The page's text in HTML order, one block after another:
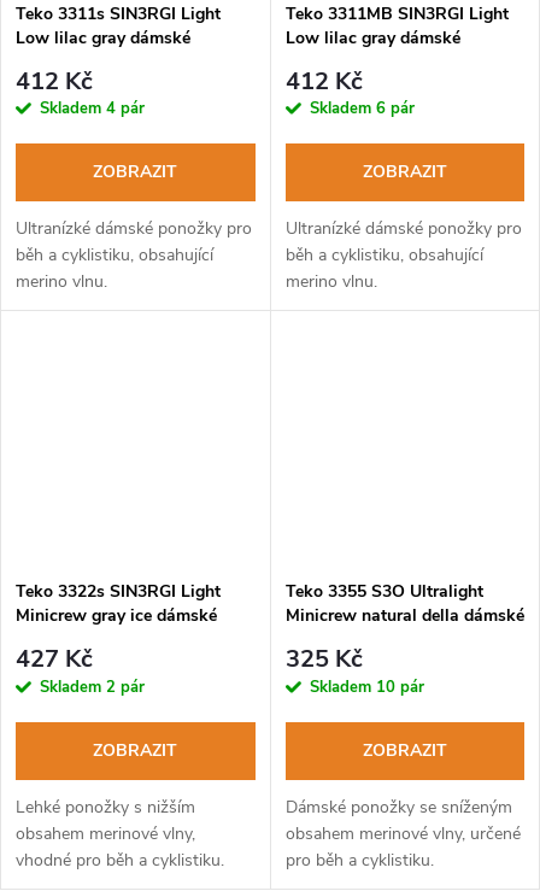
Teko 3311s SIN3RGI Light
Low lilac gray dámské
412 Kč
Skladem 4 pár
ZOBRAZIT
Ultranízké dámské ponožky pro
běh a cyklistiku, obsahující
merino vlnu.
Teko 3311MB SIN3RGI Light
Low lilac gray dámské
412 Kč
Skladem 6 pár
ZOBRAZIT
Ultranízké dámské ponožky pro
běh a cyklistiku, obsahující
merino vlnu.
Teko 3322s SIN3RGI Light
Minicrew gray ice dámské
427 Kč
Skladem 2 pár
ZOBRAZIT
Lehké ponožky s nižším
obsahem merinové vlny,
vhodné pro běh a cyklistiku.
Teko 3355 S3O Ultralight
Minicrew natural della dámské
325 Kč
Skladem 10 pár
ZOBRAZIT
Dámské ponožky se sníženým
obsahem merinové vlny, určené
pro běh a cyklistiku.